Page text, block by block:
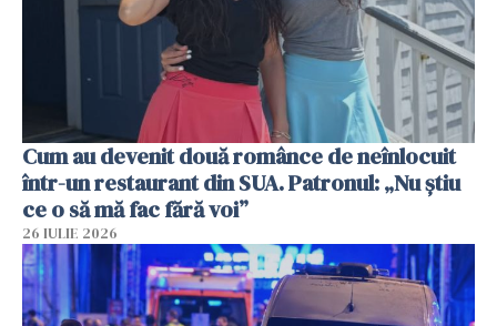
Cum au devenit două românce de neînlocuit
într-un restaurant din SUA. Patronul: „Nu știu
ce o să mă fac fără voi”
26 IULIE 2026